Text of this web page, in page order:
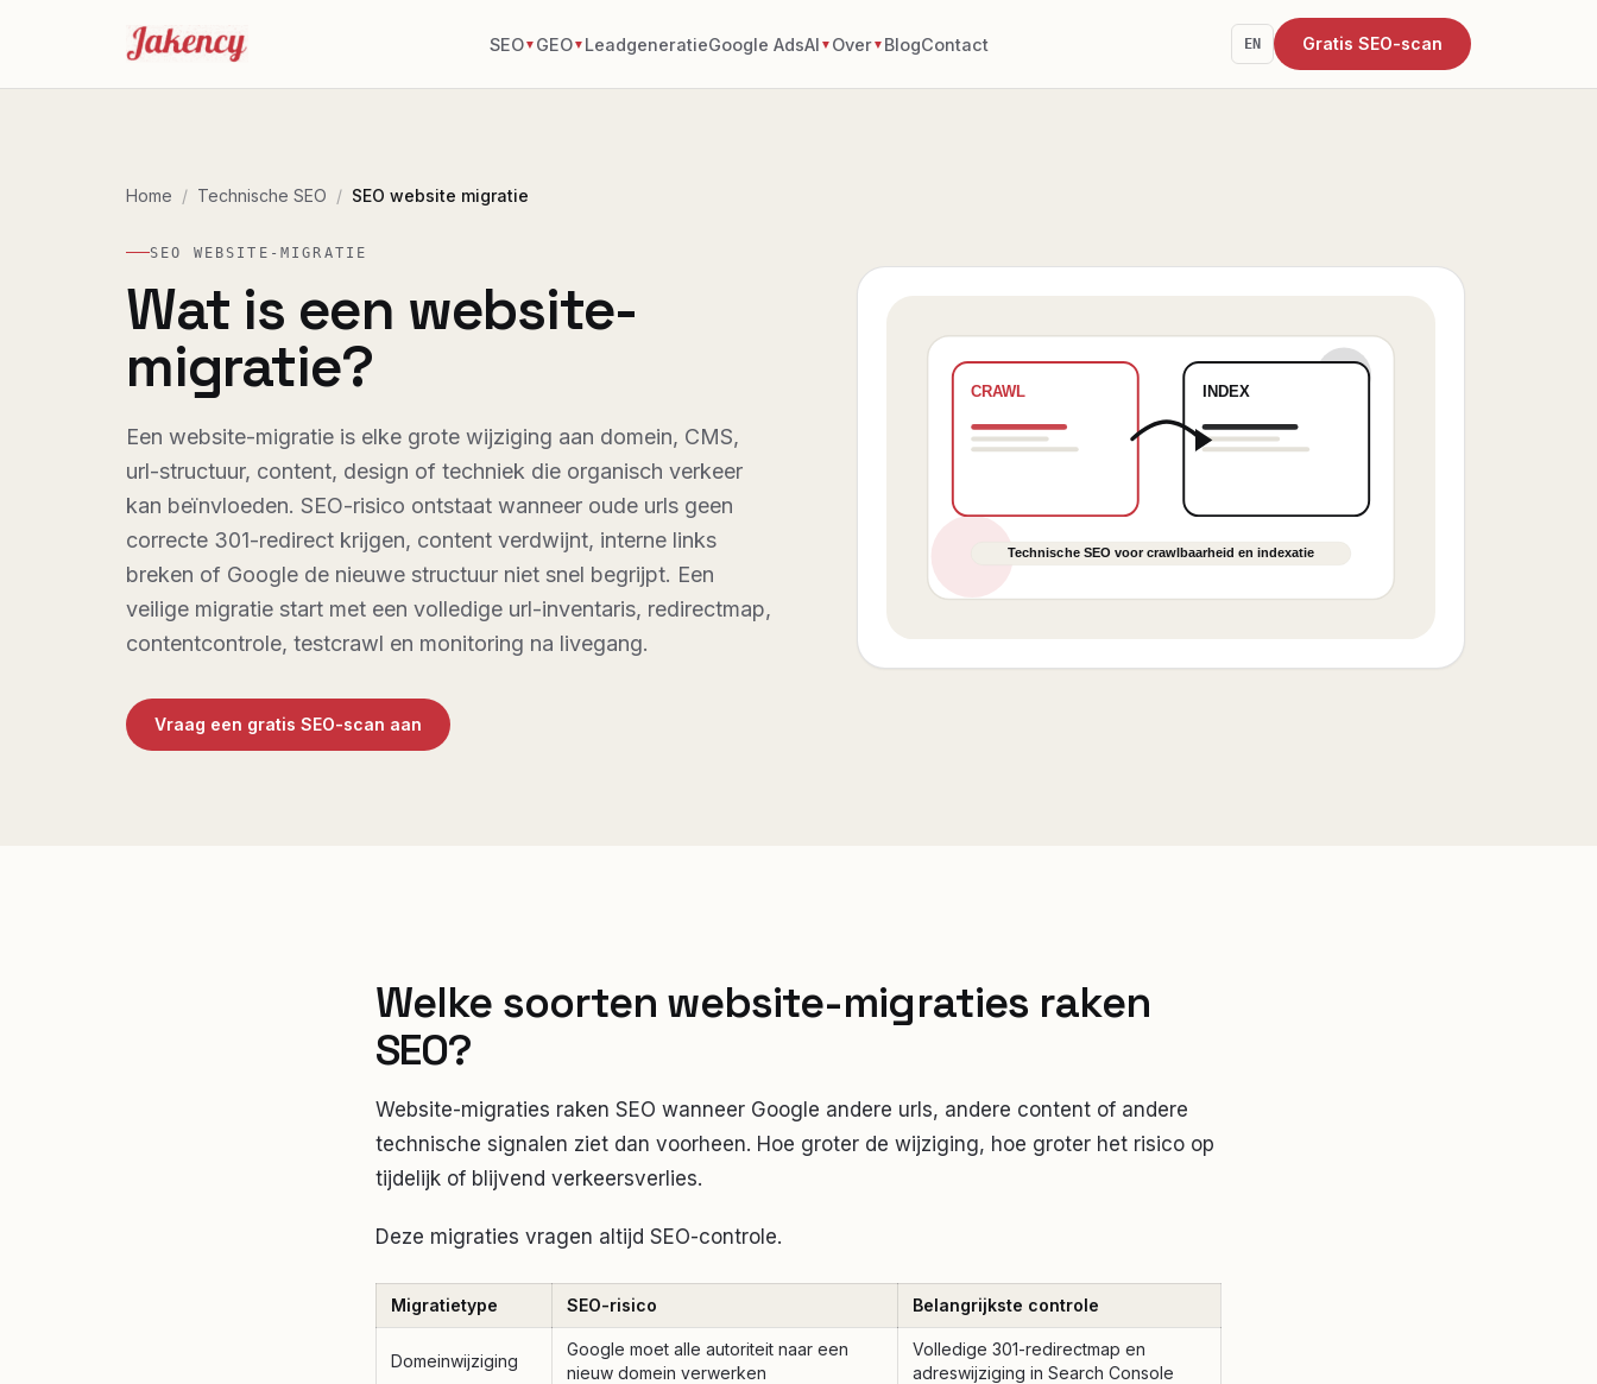
SEO▼ GEO▼ LeadgeneratieGoogle AdsAI ▼ Over▼ BlogContact EN Gratis SEO-scan
Home / Technische SEO / SEO website migratie
SEO WEBSITE-MIGRATIE
Wat is een website-
migratie?
Een website-migratie is elke grote wijziging aan domein, CMS,
url-structuur, content, design of techniek die organisch verkeer
kan beïnvloeden. SEO-risico ontstaat wanneer oude urls geen
correcte 301-redirect krijgen, content verdwijnt, interne links
breken of Google de nieuwe structuur niet snel begrijpt. Een
veilige migratie start met een volledige url-inventaris, redirectmap,
contentcontrole, testcrawl en monitoring na livegang.
Vraag een gratis SEO-scan aan
Welke soorten website-migraties raken
SEO?
Website-migraties raken SEO wanneer Google andere urls, andere content of andere
technische signalen ziet dan voorheen. Hoe groter de wijziging, hoe groter het risico op
tijdelijk of blijvend verkeersverlies.
Deze migraties vragen altijd SEO-controle.
Migratietype SEO-risico Belangrijkste controle
Domeinwijziging
Google moet alle autoriteit naar een
nieuw domein verwerken
Volledige 301-redirectmap en
adreswijziging in Search Console